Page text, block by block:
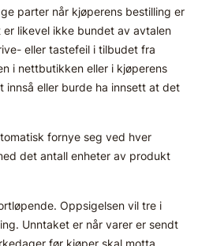
parter når kjøperens bestilling er
likevel ikke bundet av avtalen
eller tastefeil i tilbudet fra
i nettbutikken eller i kjøperens
innså eller burde ha innsett at det
fornye seg ved hver
det antall enheter av produkt
Oppsigelsen vil tre i
Unntaket er når varer er sendt
før kjøper skal motta